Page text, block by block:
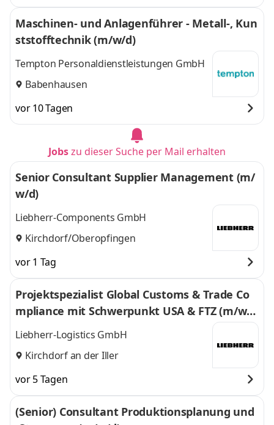
Maschinen- und Anlagenführer - Metall-, Kun
ststofftechnik (m/w/d)
Tempton Personaldienstleistungen GmbH
Babenhausen
vor 10 Tagen
Jobszu dieser Suche per Mail erhalten
Senior Consultant Supplier Management (m/
w/d)
Liebherr-Components GmbH
Kirchdorf/Oberopfingen
vor 1 Tag
Projektspezialist Global Customs & Trade Co
mpliance mit Schwerpunkt USA & FTZ (m/w/
d)
Liebherr-Logistics GmbH
Kirchdorf an der Iller
vor 5 Tagen
(Senior) Consultant Produktionsplanung und